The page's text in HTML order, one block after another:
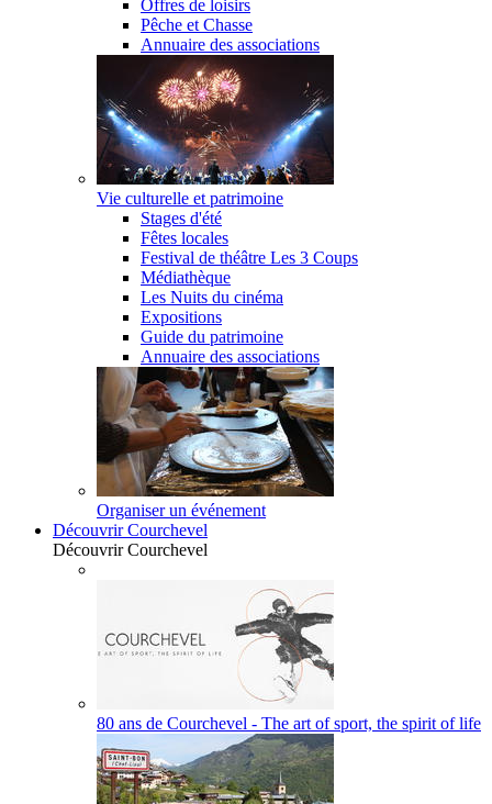
Offres de loisirs
Pêche et Chasse
Annuaire des associations
Vie culturelle et patrimoine
Stages d'été
Fêtes locales
Festival de théâtre Les 3 Coups
Médiathèque
Les Nuits du cinéma
Expositions
Guide du patrimoine
Annuaire des associations
Organiser un événement
Découvrir Courchevel
Découvrir Courchevel
80 ans de Courchevel - The art of sport, the spirit of life